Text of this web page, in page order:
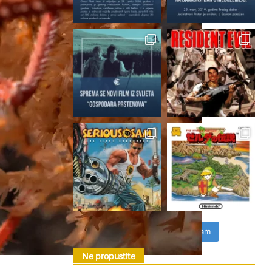
Follow on Instagram
Ne propustite